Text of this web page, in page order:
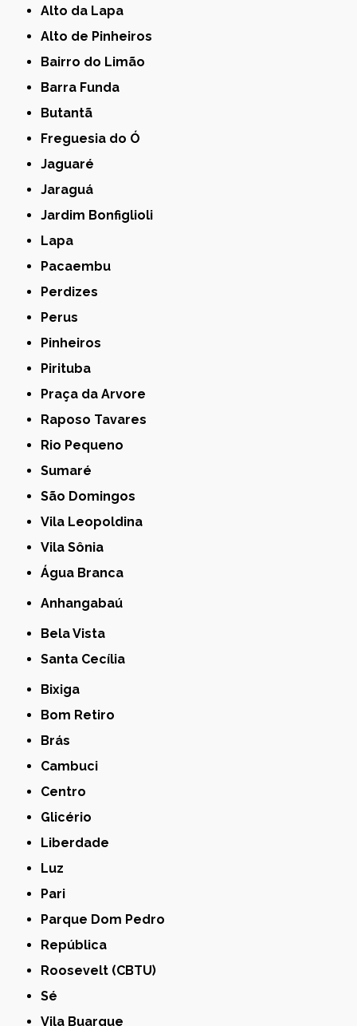
Alto da Lapa
Alto de Pinheiros
Bairro do Limão
Barra Funda
Butantã
Freguesia do Ó
Jaguaré
Jaraguá
Jardim Bonfiglioli
Lapa
Pacaembu
Perdizes
Perus
Pinheiros
Pirituba
Praça da Arvore
Raposo Tavares
Rio Pequeno
Sumaré
São Domingos
Vila Leopoldina
Vila Sônia
Água Branca
Anhangabaú
Bela Vista
Santa Cecília
Bixiga
Bom Retiro
Brás
Cambuci
Centro
Glicério
Liberdade
Luz
Pari
Parque Dom Pedro
República
Roosevelt (CBTU)
Sé
Vila Buarque